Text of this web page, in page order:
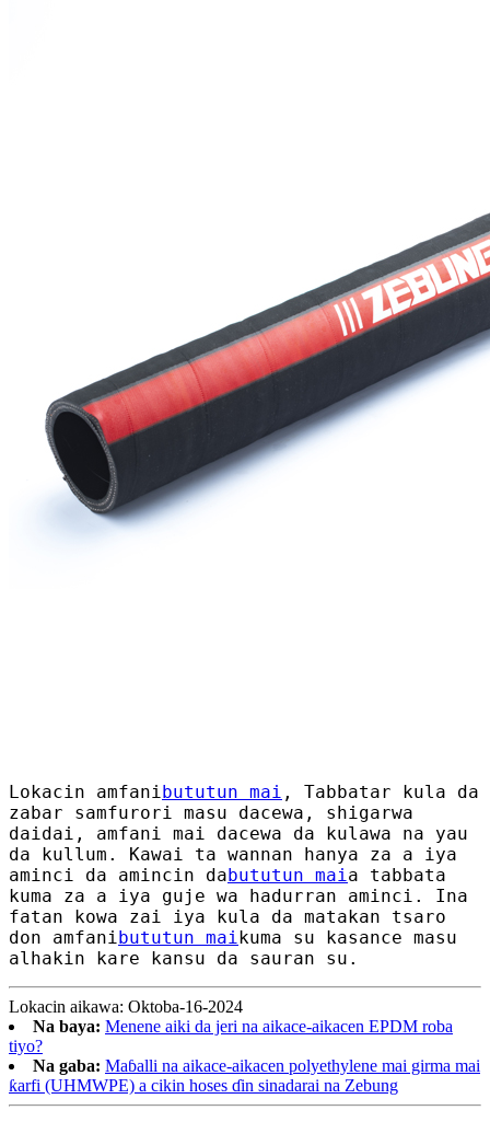
Lokacin amfani bututun mai , Tabbatar kula da
zabar samfurori masu dacewa, shigarwa
daidai, amfani mai dacewa da kulawa na yau
da kullum. Kawai ta wannan hanya za a iya
aminci da amincin dabututun mai a tabbata
kuma za a iya guje wa hadurran aminci. Ina
fatan kowa zai iya kula da matakan tsaro
don amfani bututun mai kuma su kasance masu
alhakin kare kansu da sauran su.
Lokacin aikawa: Oktoba-16-2024
Na baya: Menene aiki da jeri na aikace-aikacen EPDM roba
tiyo?
Na gaba: Maɓalli na aikace-aikacen polyethylene mai girma mai
ƙarfi (UHMWPE) a cikin hoses ɗin sinadarai na Zebung